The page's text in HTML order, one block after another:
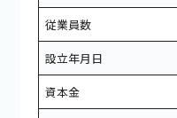
従業員数
設立年月日
資本金